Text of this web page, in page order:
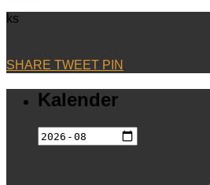
ks
SHARE TWEET PIN
Kalender